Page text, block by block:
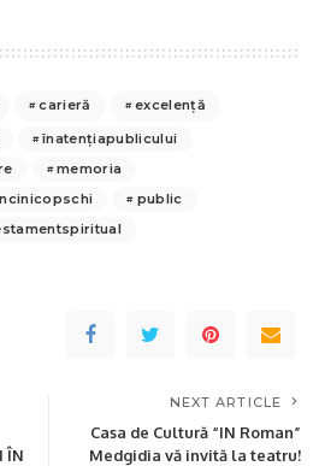
carieră
excelență
înatențiapublicului
memoria
public
ÎN
NEXT ARTICLE
Casa de Cultură “IN Roman”
Medgidia vă invită la teatru!